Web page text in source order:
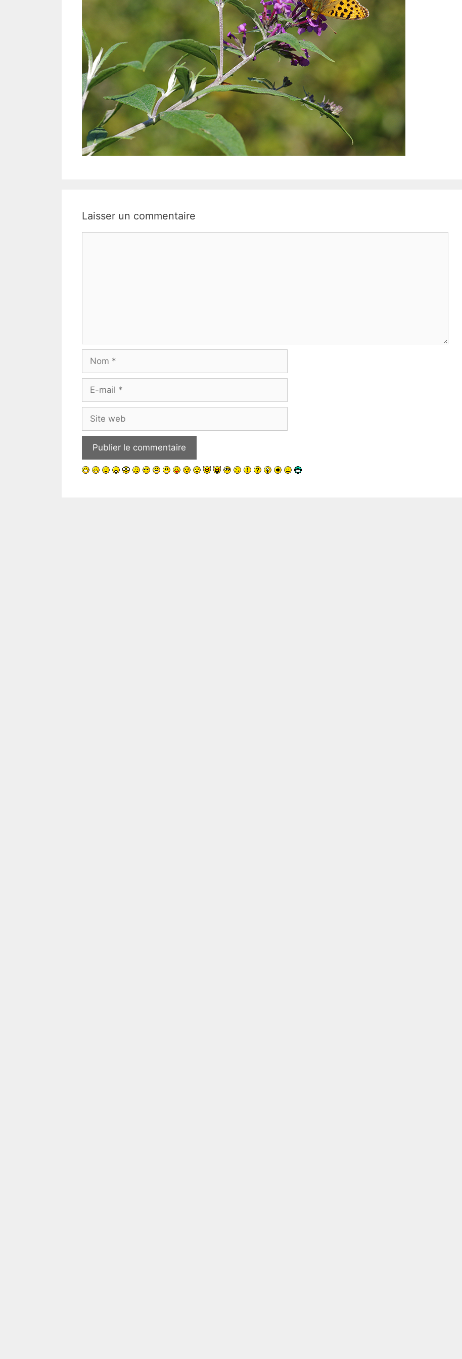
Laisser un commentaire
mail
web